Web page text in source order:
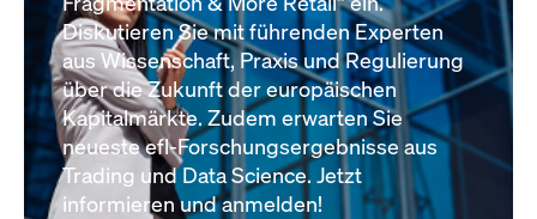
Diskutieren Sie mit führenden Experten
aus Wissenschaft, Praxis und Regulierung
über die Zukunft der europäischen
Kapitalmärkte. Zudem erwarten Sie
neueste efl-Forschungsergebnisse aus
Trading und Data Science. Jetzt
informieren und anmelden!